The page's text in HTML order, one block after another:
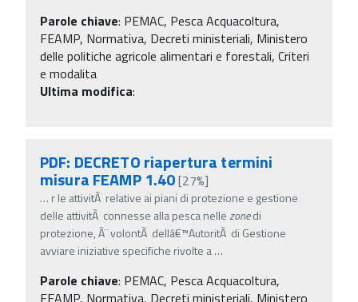
Parole chiave: PEMAC, Pesca Acquacoltura,
FEAMP, Normativa, Decreti ministeriali, Ministero
delle politiche agricole alimentari e forestali, Criteri
e modalita
Ultima modifica:
PDF: DECRETO riapertura termini
misura FEAMP 1.40[27%]
… r le attivitÃ relative ai piani di protezione e gestione
delle attivitÃ connesse alla pesca nellezonedi
protezione, Ã¨ volontÃ dellâ€™AutoritÃ di Gestione
avviare iniziative specifiche rivolte a…
Parole chiave: PEMAC, Pesca Acquacoltura,
FEAMP, Normativa, Decreti ministeriali, Ministero